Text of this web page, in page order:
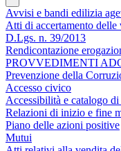
Avvisi e bandi edilizia
Atti di accertamento
D.Lgs. n. 39/2013
Rendicontazione
PROVVEDIMENTI
Prevenzione della
Accesso civico
Accessibilità e catalogo
Relazioni di inizio e fine
Piano delle azioni positive
Mutui